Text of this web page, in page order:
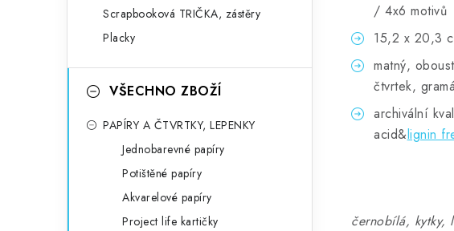
Scrapbooková TRIČKA, zástěry
Placky
VŠECHNO ZBOŽÍ
PAPÍRY A ČTVRTKY, LEPENKY
Jednobarevné papíry
Potištěné papíry
Akvarelové papíry
Project life kartičky
/ 4x6 motivů
15,2 x 20,3
matný,
čtvrtek,
archivální
acid&lignin
černobílá, kytky,